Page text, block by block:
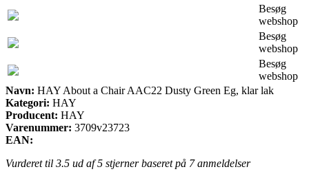
Besøg
webshop
Besøg
webshop
Besøg
webshop
Navn: HAY About a Chair AAC22 Dusty Green Eg, klar lak
Kategori: HAY
Producent: HAY
Varenummer: 3709v23723
EAN:
Vurderet til 3.5 ud af 5 stjerner baseret på 7anmeldelser